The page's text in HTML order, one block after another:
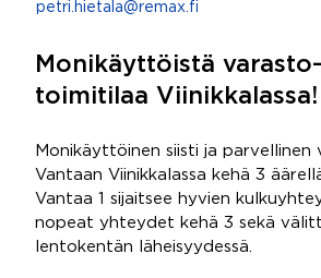
petri.hietala@remax.fi
Monikäyttöistä
toimitilaa Viinikkalassa!
Monikäyttöinen siisti ja parvellinen
Vantaan Viinikkalassa kehä 3
Vantaa 1 sijaitsee hyvien
nopeat yhteydet kehä 3 sekä
lentokentän läheisyydessä.